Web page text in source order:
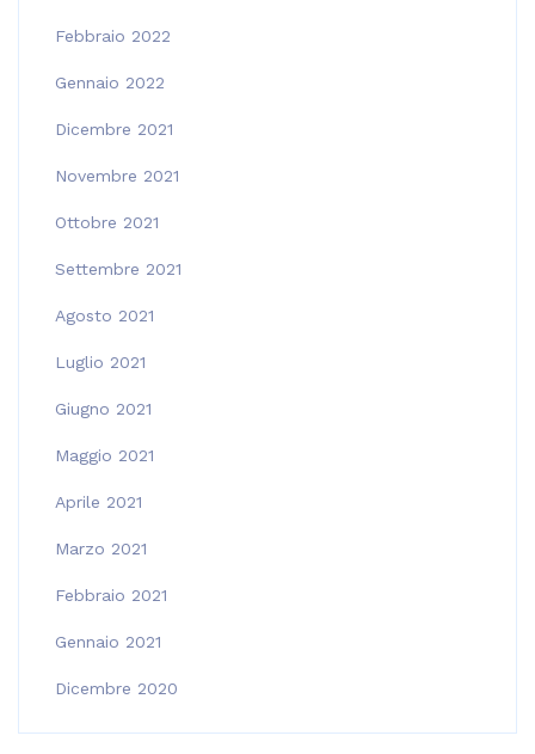
Febbraio 2022
Gennaio 2022
Dicembre 2021
Novembre 2021
Ottobre 2021
Settembre 2021
Agosto 2021
Luglio 2021
Giugno 2021
Maggio 2021
Aprile 2021
Marzo 2021
Febbraio 2021
Gennaio 2021
Dicembre 2020